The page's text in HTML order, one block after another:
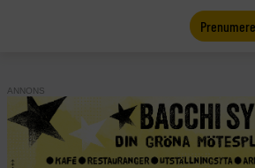
ANNONS